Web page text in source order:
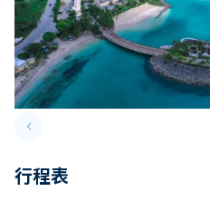
keyboard_arrow_leftPrevious slide
行程表